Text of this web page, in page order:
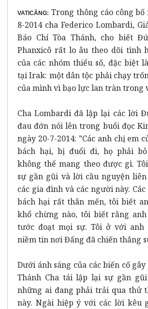
VATICĂNG: Trong thông cáo công bố
8-2014 cha Federico Lombardi,
Báo Chí Tòa Thánh, cho biết
Phanxicô rất lo âu theo dõi tình
của các nhóm thiểu số, đặc biệt
tại Irak: một dân tộc phải chạy
của mình vì bạo lực lan tràn trong
Cha Lombardi đã lập lại các lời
đau đớn nói lên trong buổi đọc
ngày 20-7-2014: ”Các anh chị em
bách hại, bị đuổi đi, họ phải
không thể mang theo được gì.
sự gần gũi và lời cầu nguyện
các gia đình và các người này.
bách hại rất thân mến, tôi biết
khổ chừng nào, tôi biết rằng
tước đoạt mọi sự. Tôi ở với anh
niềm tin nơi Đấng đã chiến thắng
Dưới ánh sáng của các biến cố
Thánh Cha tái lập lại sự gần
những ai đang phải trải qua thử
này. Ngài hiệp ý với các lời kêu